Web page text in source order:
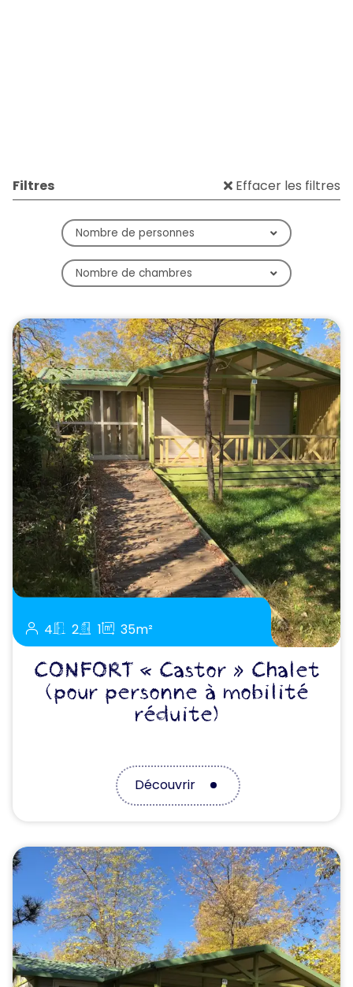
Filtres Effacer les filtres
Nombre de personnes
Nombre de chambres
4 2 1 35m²
CONFORT « Castor » Chalet
(pour personne à mobilité
réduite)
Découvrir